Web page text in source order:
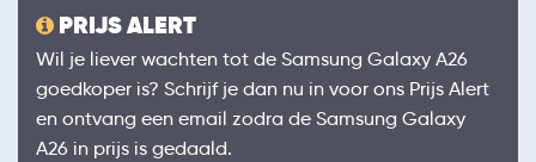
PRIJS ALERT
Wil je liever wachten tot de Samsung Galaxy A26
goedkoper is? Schrijf je dan nu in voor ons Prijs Alert
en ontvang een email zodra de Samsung Galaxy
A26 in prijs is gedaald.